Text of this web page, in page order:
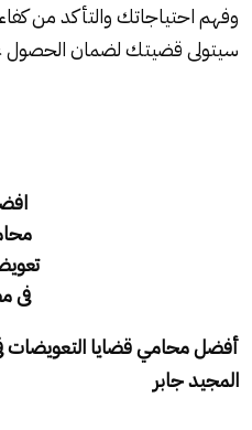
وفهم احتياجاتك والتأكد من
سيتولى قضيتك لضمان
فى
أفضل محامي قضايا التعويضات
المجيد جابر